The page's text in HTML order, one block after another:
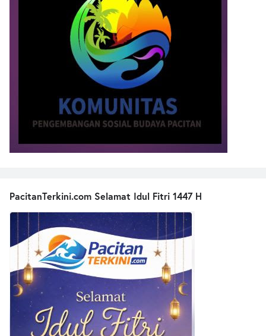
PacitanTerkini.com Selamat Idul Fitri 1447 H